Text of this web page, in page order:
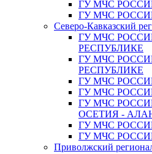
ГУ МЧС
ГУ МЧС
Северо-Кавказский
ГУ МЧС
РЕСПУБЛИКЕ
ГУ МЧС
РЕСПУБЛИКЕ
ГУ МЧС
ГУ МЧС
ГУ МЧС
ОСЕТИЯ -
ГУ МЧС
ГУ МЧС
Приволжский